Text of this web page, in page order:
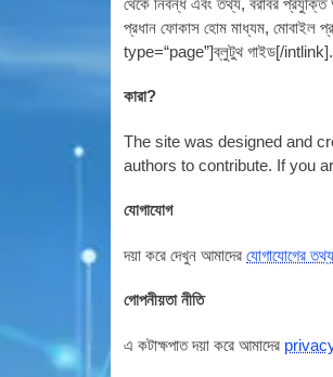
থেকে নিবন্ধ এবং তথ্য, বরাবর প্রযুক্তি
প্রধান ফোকাস হোম মাধ্যম, মোবাইল
type=“page”]ব্লুটুথ গাইড[/intlink].
কারা?
The site was designed and
authors to con­trib­ute. If you
যোগাযোগ
দয়া করে দেখুন আমাদেরযোগাযোগের
গোপনীয়তা নীতি
এ কটাক্ষপাত দয়া করে আমাদের